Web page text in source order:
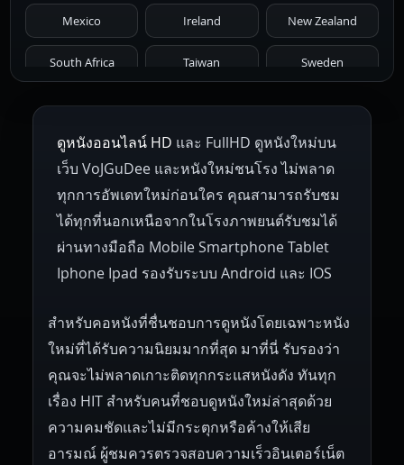
1966 1965 1964 1963 1962
1959 1955
1945 1942 1941 1940 1939
1938 1937 1930 1928 1916
Mexico Ireland New Zealand
South Africa Taiwan Sweden
Netherlands Russia Poland
Hungary Denmark Bulgaria
Czech Republic Brazil Turkey
ดูหนังออนไลน์ HD และ FullHD ดูหนังใหม่บน
เว็บ VoJGuDee และหนังใหม่ชนโรง ไม่พลาด
ทุกการอัพเดทใหม่ก่อนใคร คุณสามารถรับชม
ได้ทุกที่นอกเหนือจากในโรงภาพยนต์รับชมได้
ผ่านทางมือถือ Mobile Smartphone Tablet
Iphone Ipad รองรับระบบ Android และ IOS
สำหรับคอหนังที่ชื่นชอบการดูหนังโดยเฉพาะหนัง
ใหม่ที่ได้รับความนิยมมากที่สุด มาที่นี่ รับรองว่า
คุณจะไม่พลาดเกาะติดทุกกระแสหนังดัง ทันทุก
เรื่อง HIT สำหรับคนที่ชอบดูหนังใหม่ล่าสุดด้วย
ความคมชัดและไม่มีกระตุกหรือค้างให้เสีย
อารมณ์ ผู้ชมควรตรวจสอบความเร็วอินเตอร์เน็ต